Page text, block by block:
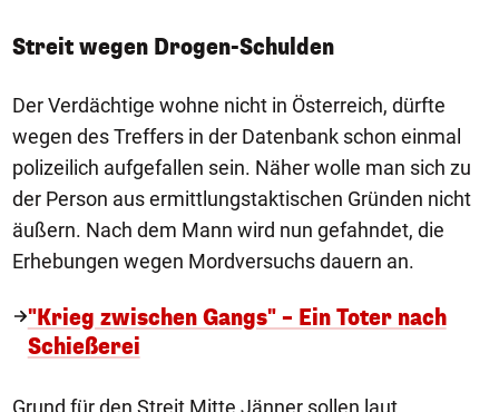
Streit wegen Drogen-Schulden
Der Verdächtige wohne nicht in Österreich, dürfte
wegen des Treffers in der Datenbank schon einmal
polizeilich aufgefallen sein. Näher wolle man sich zu
der Person aus ermittlungstaktischen Gründen nicht
äußern. Nach dem Mann wird nun gefahndet, die
Erhebungen wegen Mordversuchs dauern an.
"Krieg zwischen Gangs" – Ein Toter nach
Schießerei
Grund für den Streit Mitte Jänner sollen laut